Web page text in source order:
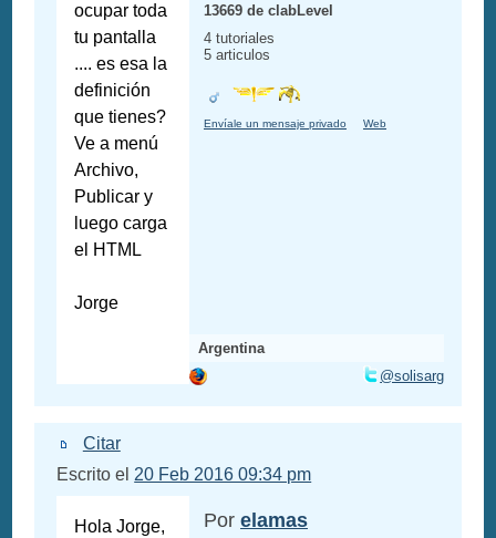
ocupar toda
tu pantalla
.... es esa la
definición
que tienes?
Ve a menú
Archivo,
Publicar y
luego carga
el HTML
Jorge
13669 de clabLevel
4 tutoriales
5 articulos
Envíale un mensaje privado Web
Argentina
@solisarg
Citar
Escrito el 20 Feb 2016 09:34 pm
Hola Jorge,
Por elamas